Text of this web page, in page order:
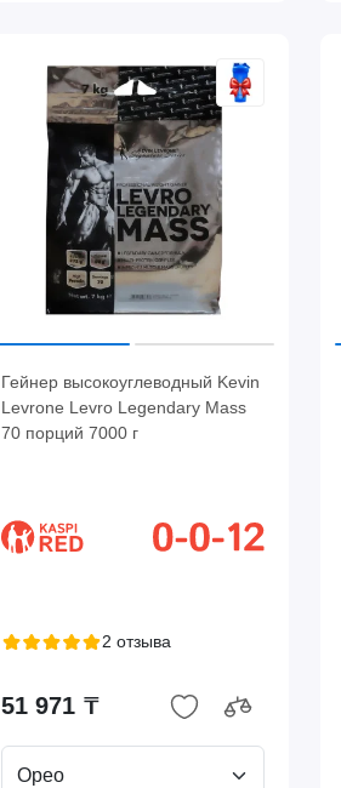
Гейнер высокоуглеводный Kevin
Levrone Levro Legendary Mass
70 порций 7000 г
2 отзыва
51 971 ₸
Орео